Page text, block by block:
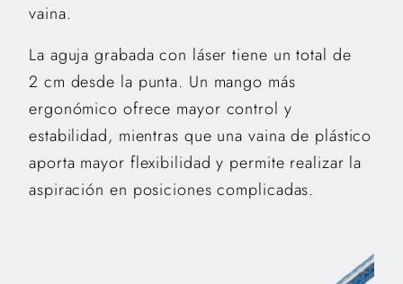
vaina.
La aguja grabada con láser tiene un total de
2 cm desde la punta. Un mango más
ergonómico ofrece mayor control y
estabilidad, mientras que una vaina de plástico
aporta mayor flexibilidad y permite realizar la
aspiración en posiciones complicadas.